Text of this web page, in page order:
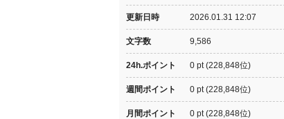
更新日時 2026.01.31 12:07
文字数 9,586
24h.ポイント 0 pt (228,848位)
週間ポイント 0 pt (228,848位)
月間ポイント 0 pt (228,848位)